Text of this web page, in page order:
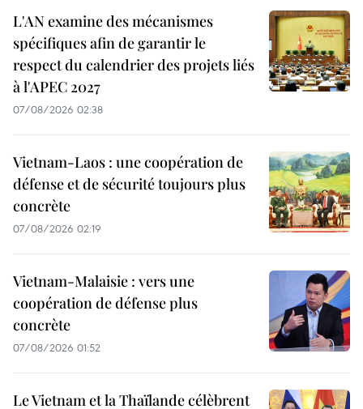
L'AN examine des mécanismes
spécifiques afin de garantir le
respect du calendrier des projets liés
à l'APEC 2027
07/08/2026 02:38
Vietnam-Laos : une coopération de
défense et de sécurité toujours plus
concrète
07/08/2026 02:19
Vietnam-Malaisie : vers une
coopération de défense plus
concrète
07/08/2026 01:52
Le Vietnam et la Thaïlande célèbrent